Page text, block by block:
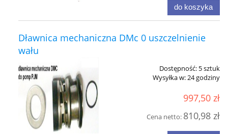
do koszyka
Dławnica mechaniczna DMc 0 uszczelnienie
wału
Dostępność: 5 sztuk
Wysyłka w:24 godziny
997,50 zł
Cena netto: 810,98 zł